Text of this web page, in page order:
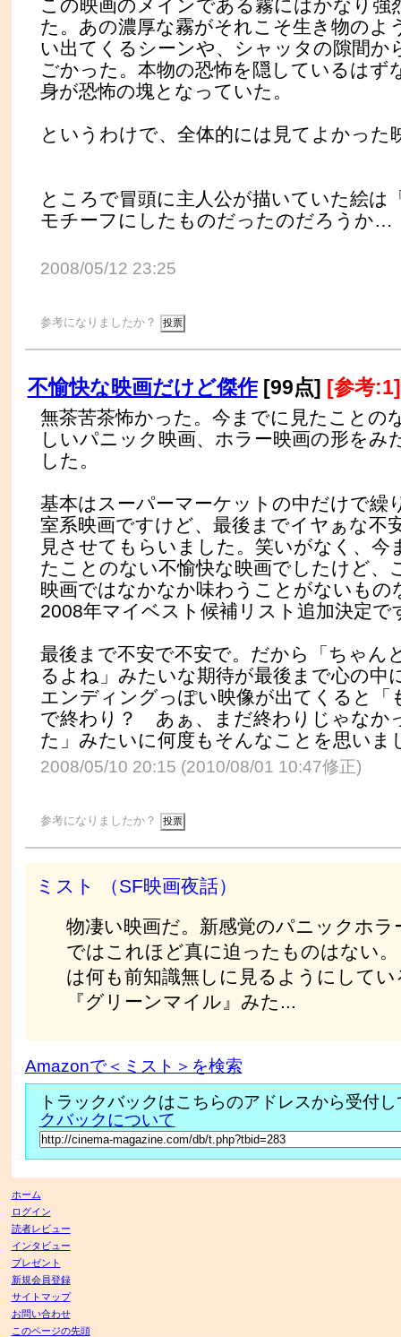
この映画のメインである霧にはかなり強
た。あの濃厚な霧がそれこそ生き物のよ
い出てくるシーンや、シャッタの隙間か
ごかった。本物の恐怖を隠しているはず
身が恐怖の塊となっていた。
というわけで、全体的には見てよかった
ところで冒頭に主人公が描いていた絵は
モチーフにしたものだったのだろうか…
2008/05/12 23:25
参考になりましたか？
不愉快な映画だけど傑作[99点] [参考:1]
無茶苦茶怖かった。今までに見たことの
しいパニック映画、ホラー映画の形をみ
した。
基本はスーパーマーケットの中だけで繰
室系映画ですけど、最後までイヤぁな不
見させてもらいました。笑いがなく、今
たことのない不愉快な映画でしたけど、
映画ではなかなか味わうことがないもの
2008年マイベスト候補リスト追加決定で
最後まで不安で不安で。だから「ちゃん
るよね」みたいな期待が最後まで心の中
エンディングっぽい映像が出てくると「
で終わり？ あぁ、まだ終わりじゃなか
た」みたいに何度もそんなことを思いま
2008/05/10 20:15 (2010/08/01 10:47修正)
参考になりましたか？
ミスト （SF映画夜話）
物凄い映画だ。新感覚のパニックホラ
ではこれほど真に迫ったものはない
は何も前知識無しに見るようにして
『グリーンマイル』みた...
Amazonで＜ミスト＞を検索
トラックバックはこちらのアドレスから受付
クバックについて
ホーム
ログイン
読者レビュー
インタビュー
プレゼント
新規会員登録
サイトマップ
お問い合わせ
このページの先頭